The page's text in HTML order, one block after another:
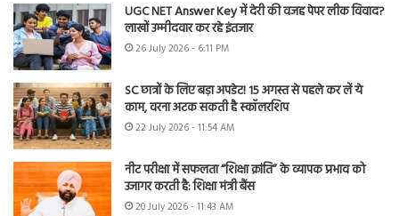
UGC NET Answer Key में देरी की वजह पेपर लीक विवाद?
लाखों उम्मीदवार कर रहे इंतजार
26 July 2026 - 6:11 PM
SC छात्रों के लिए बड़ा अपडेट! 15 अगस्त से पहले कर लें ये
काम, वरना अटक सकती है स्कॉलरशिप
22 July 2026 - 11:54 AM
नीट परीक्षा में सफलता “शिक्षा क्रांति” के व्यापक प्रभाव को
उजागर करती है: शिक्षा मंत्री बैंस
20 July 2026 - 11:43 AM